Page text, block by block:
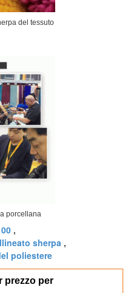
del tessuto
porcellana
,
sherpa ,
poliestere
prezzo per